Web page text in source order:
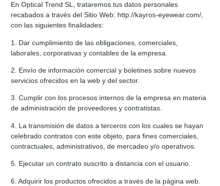
En Optical Trend SL, trataremos tus datos personales
recabados a través del Sitio Web: http://kayros-eyewear.com/,
con las siguientes finalidades:
1. Dar cumplimiento de las obligaciones, comerciales,
laborales, corporativas y contables de la empresa.
2. Envío de información comercial y boletines sobre nuevos
servicios ofrecidos en la web y del sector.
3. Cumplir con los procesos internos de la empresa en materia
de administración de proveedores y contratistas.
4. La transmisión de datos a terceros con los cuales se hayan
celebrado contratos con este objeto, para fines comerciales,
contractuales, administrativos, de mercadeo y/o operativos.
5. Ejecutar un contrato suscrito a distancia con el usuario.
6. Adquirir los productos ofrecidos a través de la página web.